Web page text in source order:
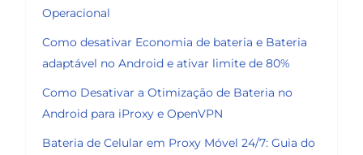
Operacional
Como desativar Economia de bateria e Bateria
adaptável no Android e ativar limite de 80%
Como Desativar a Otimização de Bateria no
Android para iProxy e OpenVPN
Bateria de Celular em Proxy Móvel 24/7: Guia do